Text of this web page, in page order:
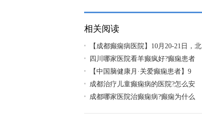
助!
相关阅读
【成都癫痫病医院】10月20-21日，北
四川哪家医院看羊癫疯好?癫痫患者
【中国脑健康月·关爱癫痫患者】9
成都治疗儿童癫痫病的医院?怎么安
成都哪家医院治癫痫病?癫痫为什么